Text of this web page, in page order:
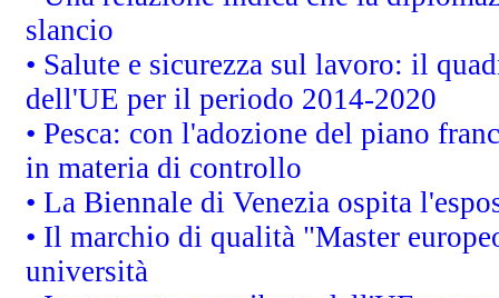
slancio
• Salute e sicurezza sul lavoro: il
dell'UE per il periodo 2014-2020
• Pesca: con l'adozione del piano
in materia di controllo
• La Biennale di Venezia ospita
• Il marchio di qualità "Master
università